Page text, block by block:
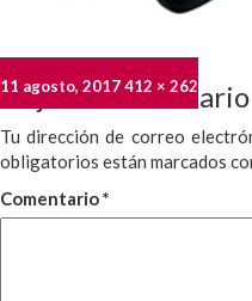
Publicado
el
11 agosto, 2017Tamaño
completo
412 × 262
Deja un comentario
Tu dirección de correo
obligatorios están marcados
Comentario*